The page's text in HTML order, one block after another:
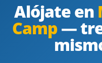
Alójate en
Camp—